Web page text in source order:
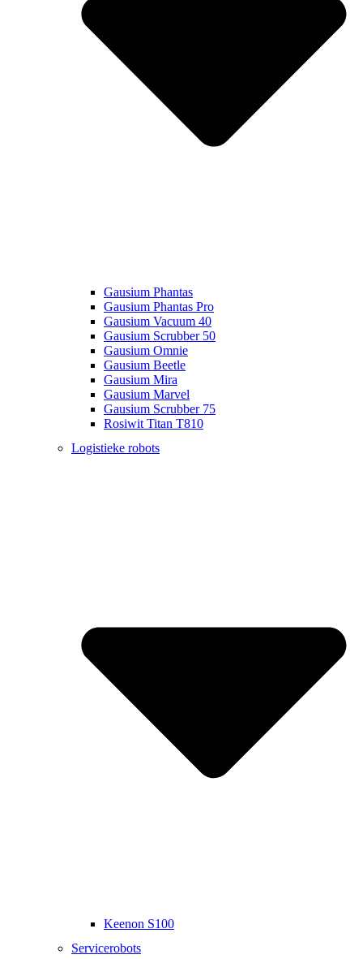
Gausium Phantas
Gausium Phantas Pro
Gausium Vacuum 40
Gausium Scrubber 50
Gausium Omnie
Gausium Beetle
Gausium Mira
Gausium Marvel
Gausium Scrubber 75
Rosiwit Titan T810
Logistieke robots
Keenon S100
Servicerobots